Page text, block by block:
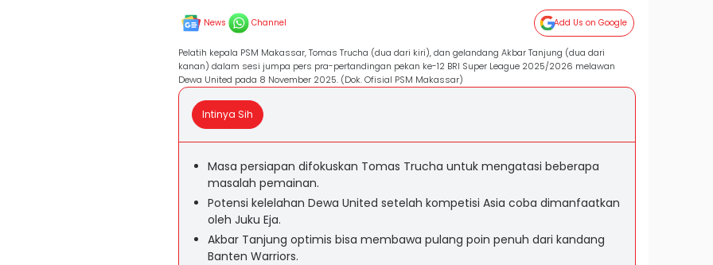
News Channel Add Us on Google
Pelatih kepala PSM Makassar, Tomas Trucha (dua dari kiri), dan gelandang Akbar Tanjung (dua dari
kanan) dalam sesi jumpa pers pra-pertandingan pekan ke-12 BRI Super League 2025/2026 melawan
Dewa United pada 8 November 2025. (Dok. Ofisial PSM Makassar)
Intinya Sih
Masa persiapan difokuskan Tomas Trucha untuk mengatasi beberapa
masalah pemainan.
Potensi kelelahan Dewa United setelah kompetisi Asia coba dimanfaatkan
oleh Juku Eja.
Akbar Tanjung optimis bisa membawa pulang poin penuh dari kandang
Banten Warriors.